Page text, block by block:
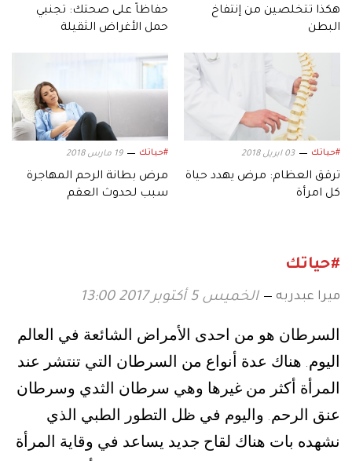
هكذا تتخلصين من إنتفاخ
البطن
حفاظاً على صحتك: تجنبي
حمل الأغراض الثقيلة
#حياتك 03 ابريل 2018
ترقق العظام: مرض يهدد حياة
كل امرأة
#حياتك 19 مارس 2018
مرض بطانة الرحم المهاجرة
سبب لحدوث العقم
#حياتك
ميرا عبدربه الخميس 5 أكتوبر 2017 13:00
السرطان هو من احدى الأمراض الشائعة في العالم
اليوم. هناك عدة أنواع من السرطان التي تنتشر عند
المرأة أكثر من غيرها وهي سرطان الثدي وسرطان
عنق الرحم . واليوم في ظل التطور الطبي الذي
نشهده بات هناك لقاح جديد يساعد في وقاية المرأة